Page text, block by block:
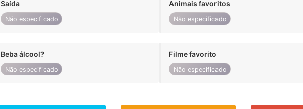
Saída
Não especificado
Animais favoritos
Não especificado
Beba álcool?
Não especificado
Filme favorito
Não especificado